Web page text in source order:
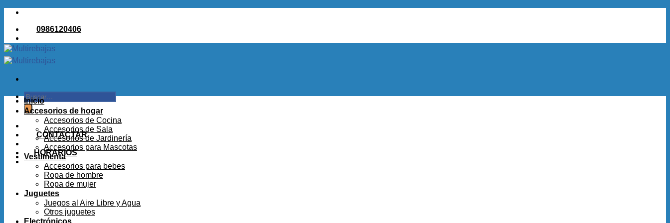
Saltar
contenido0986120406
Buscar
por:
CONTACTAR
HORARIOS
Inicio
Accesorios de hogar
Accesorios de Cocina
Accesorios de Sala
Accesorios de Jardinería
Accesorios para Mascotas
Vestimenta
Accesorios para bebes
Ropa de hombre
Ropa de mujer
Juguetes
Juegos al Aire Libre y Agua
Otros juguetes
Electrónicos